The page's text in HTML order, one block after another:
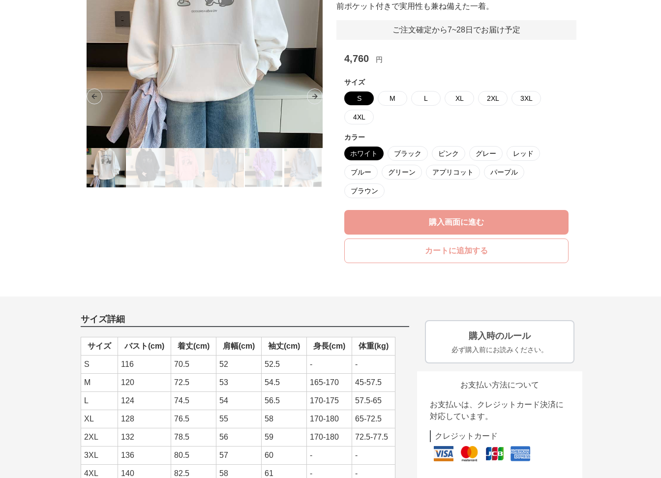
Previous slide Next slide
前ポケット付きで実用性も兼ね備えた一着。
ご注文確定から7~28日でお届け予定
4,760 円
サイズ
S M L XL 2XL 3XL
4XL
カラー
ホワイト ブラック ピンク グレー レッド
ブルー グリーン アプリコット パープル
ブラウン
購入画面に進む
カートに追加する
サイズ詳細
サイズ バスト(cm) 着丈(cm) 肩幅(cm) 袖丈(cm) 身長(cm) 体重(kg)
S 116 70.5 52 52.5 - -
M 120 72.5 53 54.5 165-170 45-57.5
L 124 74.5 54 56.5 170-175 57.5-65
XL 128 76.5 55 58 170-180 65-72.5
2XL 132 78.5 56 59 170-180 72.5-77.5
3XL 136 80.5 57 60 - -
4XL 140 82.5 58 61 - -
購入時のルール
必ず購入前にお読みください。
お支払い方法について
お支払いは、クレジットカード決済に
対応しています。
クレジットカード